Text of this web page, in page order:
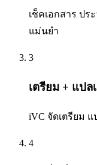
เช็คเอกสาร ปร
แม่นยำ
3
เตรียม + แปล
iVC จัดเตรียม
4